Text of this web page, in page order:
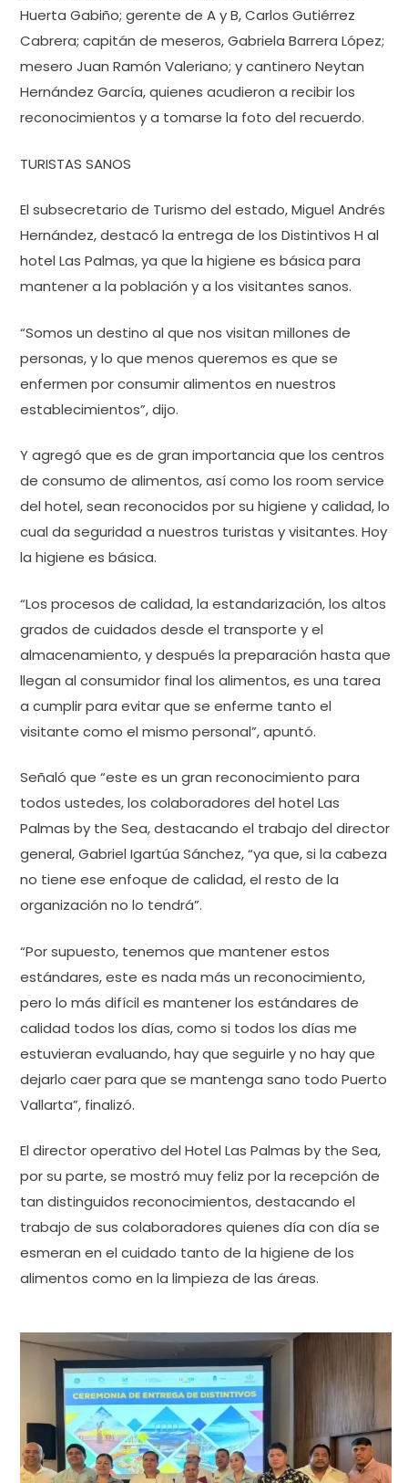
Huerta Gabiño; gerente de A y B, Carlos Gutiérrez
Cabrera; capitán de meseros, Gabriela Barrera López;
mesero Juan Ramón Valeriano; y cantinero Neytan
Hernández García, quienes acudieron a recibir los
reconocimientos y a tomarse la foto del recuerdo.
TURISTAS SANOS
El subsecretario de Turismo del estado, Miguel Andrés
Hernández, destacó la entrega de los Distintivos H al
hotel Las Palmas, ya que la higiene es básica para
mantener a la población y a los visitantes sanos.
“Somos un destino al que nos visitan millones de
personas, y lo que menos queremos es que se
enfermen por consumir alimentos en nuestros
establecimientos”, dijo.
Y agregó que es de gran importancia que los centros
de consumo de alimentos, así como los room service
del hotel, sean reconocidos por su higiene y calidad, lo
cual da seguridad a nuestros turistas y visitantes. Hoy
la higiene es básica.
“Los procesos de calidad, la estandarización, los altos
grados de cuidados desde el transporte y el
almacenamiento, y después la preparación hasta que
llegan al consumidor final los alimentos, es una tarea
a cumplir para evitar que se enferme tanto el
visitante como el mismo personal”, apuntó.
Señaló que “este es un gran reconocimiento para
todos ustedes, los colaboradores del hotel Las
Palmas by the Sea, destacando el trabajo del director
general, Gabriel Igartúa Sánchez, “ya que, si la cabeza
no tiene ese enfoque de calidad, el resto de la
organización no lo tendrá”.
“Por supuesto, tenemos que mantener estos
estándares, este es nada más un reconocimiento,
pero lo más difícil es mantener los estándares de
calidad todos los días, como si todos los días me
estuvieran evaluando, hay que seguirle y no hay que
dejarlo caer para que se mantenga sano todo Puerto
Vallarta”, finalizó.
El director operativo del Hotel Las Palmas by the Sea,
por su parte, se mostró muy feliz por la recepción de
tan distinguidos reconocimientos, destacando el
trabajo de sus colaboradores quienes día con día se
esmeran en el cuidado tanto de la higiene de los
alimentos como en la limpieza de las áreas.